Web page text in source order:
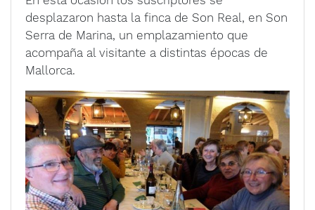
desplazaron hasta la finca de Son Real, en Son
Serra de Marina, un emplazamiento que
acompaña al visitante a distintas épocas de
Mallorca.